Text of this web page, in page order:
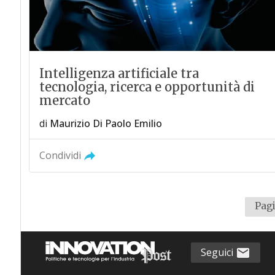
Intelligenza artificiale tra
tecnologia, ricerca e opportunità di
mercato
di Maurizio Di Paolo Emilio
Condividi
Seguici